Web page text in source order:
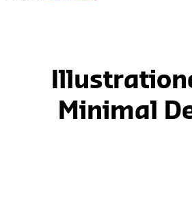
Minimal